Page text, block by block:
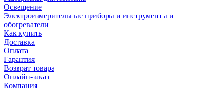
Освещение
Электроизмерительные приборы и инструменты и
обогреватели
Как купить
Доставка
Оплата
Гарантия
Возврат товара
Онлайн-заказ
Компания